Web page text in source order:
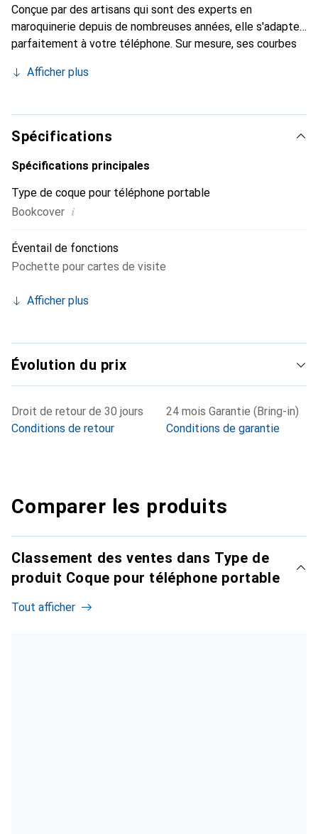
Conçue par des artisans qui sont des experts en
maroquinerie depuis de nombreuses années, elle s'adapte
parfaitement à votre téléphone. Sur mesure, ses courbes
devient l'accessoire chic et indispensable pour votre
de haute qualité, la marque Noreve est un choix sûr pour
une clientèle exigeante.
Afficher plus
Spécifications
Spécifications principales
Type de coque pour téléphone portable
Bookcover i
Éventail de fonctions
Pochette pour cartes de visite
Afficher plus
Évolution du prix
Droit de retour de 30 jours
Conditions de retour
24 mois Garantie (Bring-in)
Conditions de garantie
Comparer les produits
Classement des ventes dans Type de
produit Coque pour téléphone portable
Tout afficher